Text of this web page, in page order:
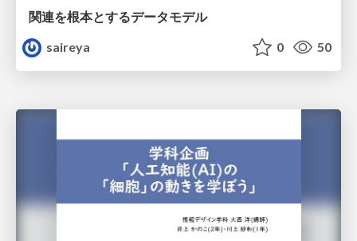
関連を根本とするデータモデル
saireya
0 50